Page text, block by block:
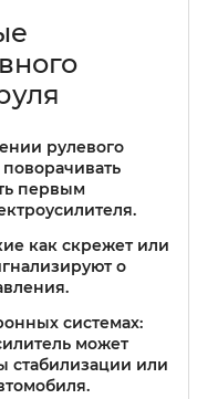
рулевого
первым
как скрежет или
о
системах:
может
стабилизации или